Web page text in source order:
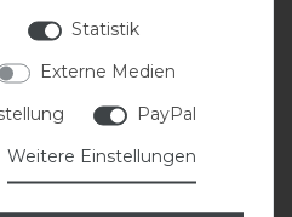
0
0
0
0
Statistik
Externe Medien
PayPal
Weitere Einstellungen